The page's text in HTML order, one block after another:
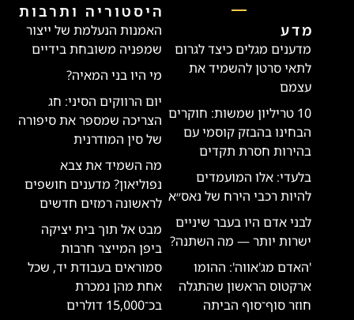
מדע
מדענים מגלים כיצד לגרום
לתאי סרטן להשמיד את
עצמם
10 טריליון שמשות: חוקרים
הבחינו בהבזק קוסמי עם
בהירות חסרת תקדים
בלעדי: אלו המועמדים
להיות רכבי הירח של נאס״א
לבני אדם היו בעבר שיניים
ישרות יותר — מה השתנה?
'האדם מג'אווה': ההומו
ארקטוס הראשון שהתגלה
חוזר סוף־סוף הביתה
היסטוריה ותרבות
האמנות הנעלמת של ייצור
שמפניה משובחת בידיים
מי היו בני המאיה?
יום הרווקים הסיני: חג
הצריכה שמספר את סיפורה
של סין המודרנית
מה השמיד את צבא
נפוליאון? מדענים חושפים
לראשונה רמזים חדשים
מבט אל תוך בית יציקה
ביפן המייצר חרבות
סמוראים בעבודת יד, שכל
אחת מהן נמכרת
בכ־15,000 דולרים